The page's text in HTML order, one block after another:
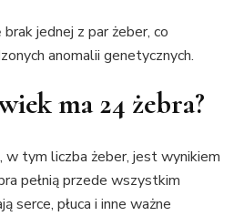
jednej z par żeber, co
anomalii genetycznych.
ma 24 żebra?
tym liczba żeber, jest wynikiem
pełnią przede wszystkim
serce, płuca i inne ważne